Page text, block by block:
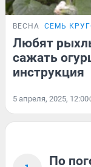
ВЕСНА СЕМЬ
Любят
сажать
инструкция
5 апреля, 2025, 12:00
По